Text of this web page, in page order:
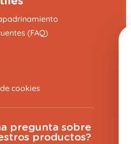
(FAQ)
cookies
pregunta sobre
productos?